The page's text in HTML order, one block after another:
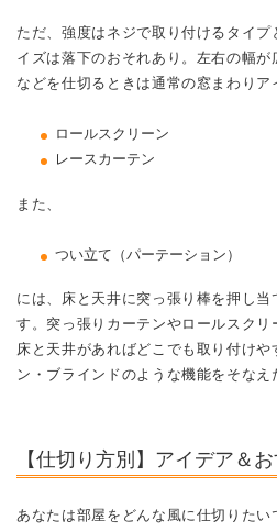
ただ、強度はネジで取り付けるタイ
イズは落下のおそれあり。左右の幅
などを仕切るときは通常の窓まわりア
ロールスクリーン
レースカーテン
また、
つい立て（パーテーション）
には、床と天井に突っ張り棒を押し当
す。突っ張りカーテンやロールスクリ
床と天井があればどこでも取り付け
ン・ブラインドのような機能をそなえ
【仕切り方別】アイデア＆
あなたは部屋をどんな風に仕切りたい